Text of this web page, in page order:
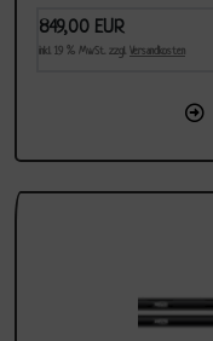
849,00 EUR
inkl. 19 % MwSt. zzgl. Versandkosten